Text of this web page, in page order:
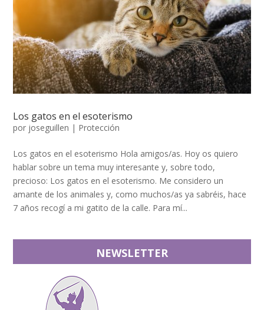
Los gatos en el esoterismo
por joseguillen | Protección
Los gatos en el esoterismo Hola amigos/as. Hoy os quiero
hablar sobre un tema muy interesante y, sobre todo,
precioso: Los gatos en el esoterismo. Me considero un
amante de los animales y, como muchos/as ya sabréis, hace
7 años recogí a mi gatito de la calle. Para mí...
NEWSLETTER